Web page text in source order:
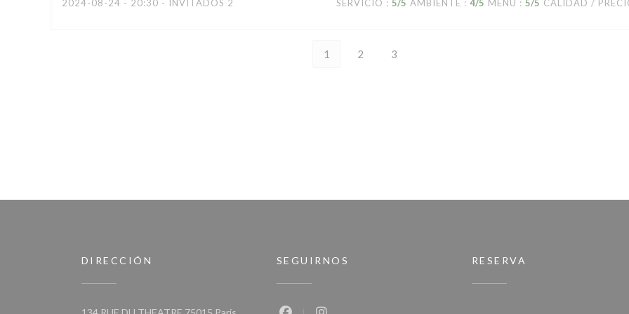
2024-08-24 - 20:30 - INVITADOS 2 SERVICIO : 5/5 AMBIENTE : 4/5 MENÚ : 5/5 CALIDAD /
1 2 3
DIRECCIÓN
((abre en una nueva ventana))
SEGUIRNOS RESERVA